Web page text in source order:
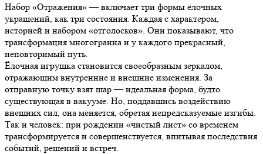
Набор «Отражения» — включает три формы ёлочных
украшений, как три состояния. Каждая с характером,
историей и набором «отголосков». Они показывают, что
трансформация многогранна и у каждого прекрасный,
неповторимый путь.
Ёлочная игрушка становится своеобразным зеркалом,
отражающим внутренние и внешние изменения. За
отправную точку взят шар — идеальная форма, будто
существующая в вакууме. Но, поддавшись воздействию
внешних сил, она меняется, обретая непредсказуемые изгибы.
Так и человек: при рождении «чистый лист» со временем
трансформируется и совершенствуется, впитывая последствия
событий, решений и встреч.